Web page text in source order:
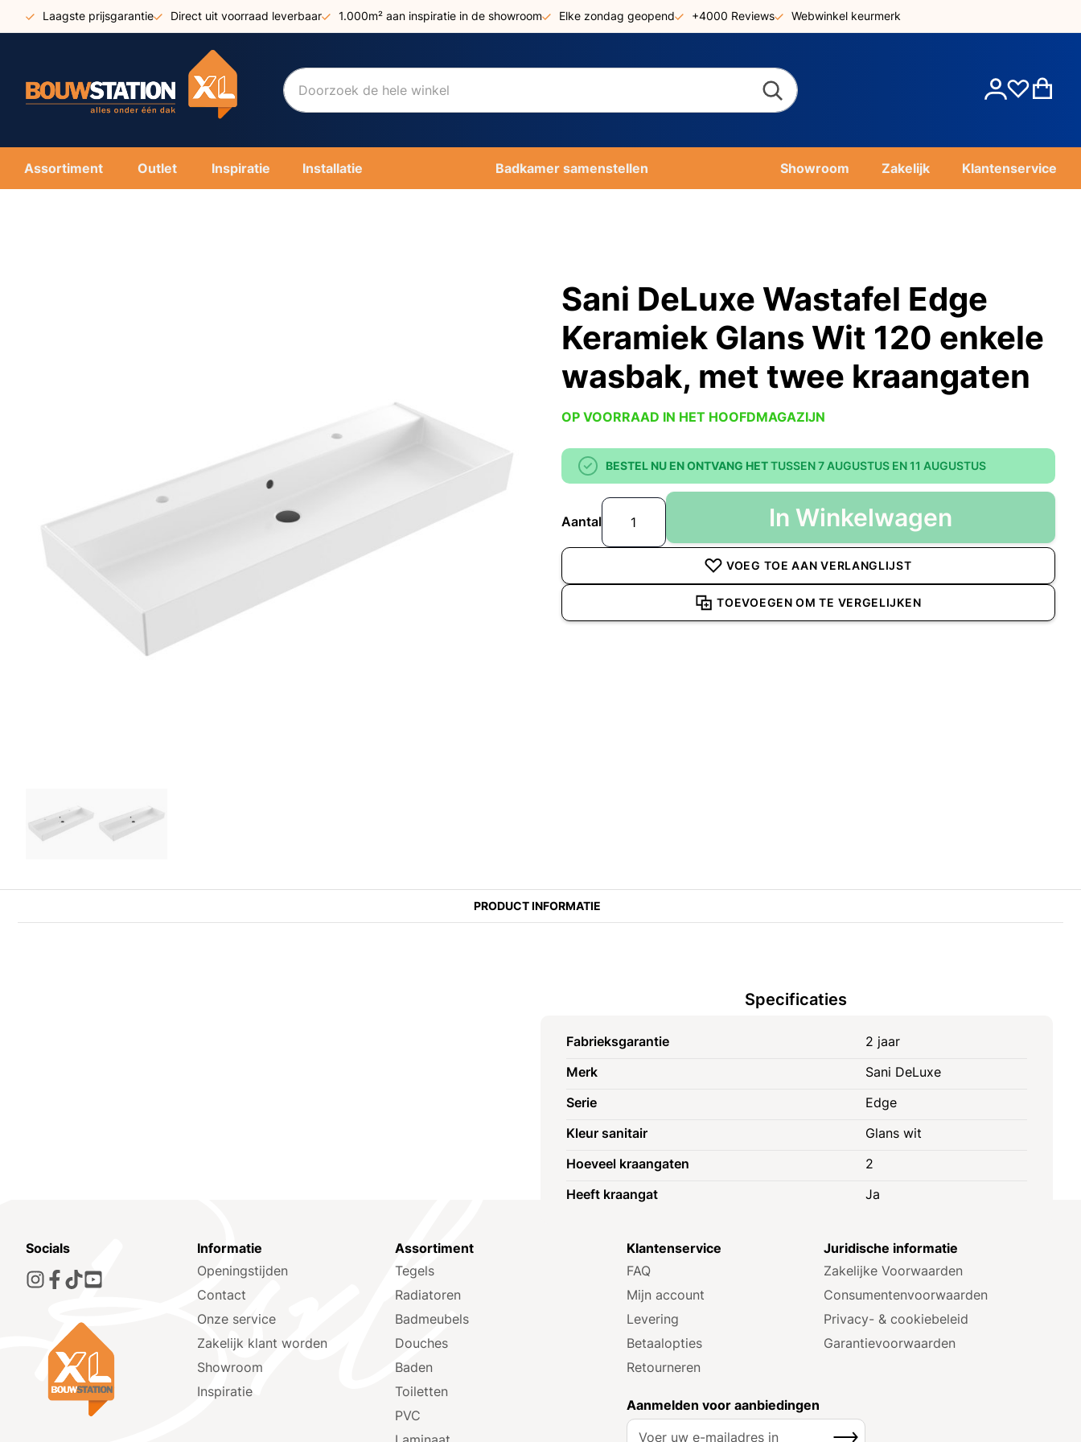
Ga
naar
Laagste prijsgarantie Direct uit voorraad leverbaar 1.000m² aan inspiratie in de showroom Elke zondag geopend +4000 Reviews Webwinkel keurmerk
Account
Assortiment Outlet Inspiratie Installatie Badkamer samenstellen Showroom Zakelijk Klantenservice
Sani DeLuxe Wastafel Edge
Keramiek Glans Wit 120 enkele
wasbak, met twee kraangaten
OP VOORRAAD IN HET HOOFDMAGAZIJN
BESTEL NU EN ONTVANG HETTUSSEN 7 AUGUSTUS EN 11 AUGUSTUS
Aantal In Winkelwagen
VOEG TOE AAN VERLANGLIJST
TOEVOEGEN OM TE VERGELIJKEN
PRODUCT INFORMATIE
Specificaties
Fabrieksgarantie
2 jaar
Merk
Sani DeLuxe
Serie
Edge
Kleur sanitair
Glans wit
Hoeveel kraangaten
2
Heeft kraangat
Ja
Socials
Informatie
Openingstijden
Contact
Onze service
Zakelijk klant worden
Showroom
Inspiratie
Assortiment
Tegels
Radiatoren
Badmeubels
Douches
Baden
Toiletten
PVC
Klantenservice
FAQ
Mijn account
Levering
Betaalopties
Retourneren
Juridische informatie
Zakelijke Voorwaarden
Consumenten­voorwaarden
Privacy- & cookiebeleid
Garantie­voorwaarden
Aanmelden voor aanbiedingen
A
Inschrijven